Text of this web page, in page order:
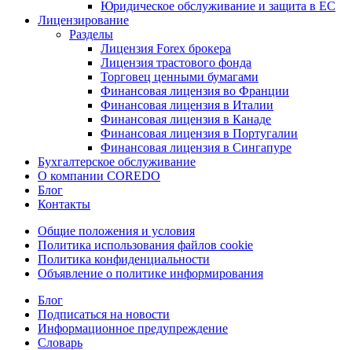
Юридическое обслуживание и защита в ЕС
Лицензирование
Разделы
Лицензия Forex брокера
Лицензия трастового фонда
Торговец ценными бумагами
Финансовая лицензия во Франции
Финансовая лицензия в Италии
Финансовая лицензия в Канаде
Финансовая лицензия в Португалии
Финансовая лицензия в Сингапуре
Бухгалтерское обслуживание
О компании COREDO
Блог
Контакты
Общие положения и условия
Политика использования файлов cookie
Политика конфиденциальности
Объявление о политике информирования
Блог
Подписаться на новости
Информационное предупреждение
Словарь